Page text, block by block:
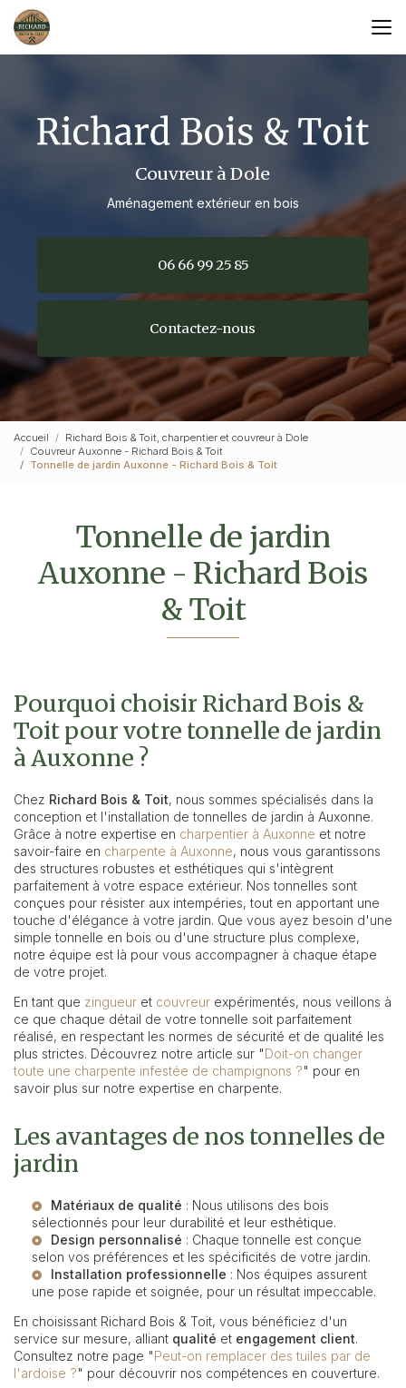
Aller
au
contenu
Couvreur à Dole
Aménagement extérieur en bois
06 66 99 25 85
Contactez-nous
Accueil
Richard Bois & Toit, charpentier et couvreur à Dole
Couvreur Auxonne - Richard Bois & Toit
Tonnelle de jardin Auxonne - Richard Bois & Toit
Tonnelle de jardin
Auxonne - Richard Bois
& Toit
Pourquoi choisir Richard Bois &
Toit pour votre tonnelle de jardin
à Auxonne ?
Chez Richard Bois & Toit, nous sommes spécialisés dans la
conception et l'installation de tonnelles de jardin à Auxonne.
Grâce à notre expertise en charpentier à Auxonne et notre
savoir-faire en charpente à Auxonne, nous vous garantissons
des structures robustes et esthétiques qui s'intègrent
parfaitement à votre espace extérieur. Nos tonnelles sont
conçues pour résister aux intempéries, tout en apportant une
touche d'élégance à votre jardin. Que vous ayez besoin d'une
simple tonnelle en bois ou d'une structure plus complexe,
notre équipe est là pour vous accompagner à chaque étape
de votre projet.
En tant que zingueur et couvreur expérimentés, nous veillons à
ce que chaque détail de votre tonnelle soit parfaitement
réalisé, en respectant les normes de sécurité et de qualité les
plus strictes. Découvrez notre article sur "Doit-on changer
toute une charpente infestée de champignons ?" pour en
savoir plus sur notre expertise en charpente.
Les avantages de nos tonnelles de
jardin
Matériaux de qualité : Nous utilisons des bois
sélectionnés pour leur durabilité et leur esthétique.
Design personnalisé : Chaque tonnelle est conçue
selon vos préférences et les spécificités de votre jardin.
Installation professionnelle : Nos équipes assurent
une pose rapide et soignée, pour un résultat impeccable.
En choisissant Richard Bois & Toit, vous bénéficiez d'un
service sur mesure, alliant qualité et engagement client.
Consultez notre page "Peut-on remplacer des tuiles par de
l'ardoise ?" pour découvrir nos compétences en couverture.